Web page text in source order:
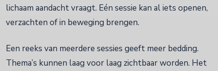
lichaam aandacht vraagt. Eén sessie kan al iets openen,
verzachten of in beweging brengen.
Een reeks van meerdere sessies geeft meer bedding.
Thema’s kunnen laag voor laag zichtbaar worden. Het